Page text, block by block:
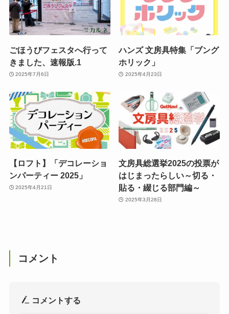
ごほうびフェスタへ行って
きました、速報版.1
2025年7月6日
ハンズ 文房具特集「ブング
ホリック」
2025年4月23日
【ロフト】「デコレーショ
ンパーティー 2025」
2025年4月21日
文房具総選挙2025の投票が
はじまったらしい～切る・
貼る・綴じる部門編～
2025年3月28日
コメント
コメントする